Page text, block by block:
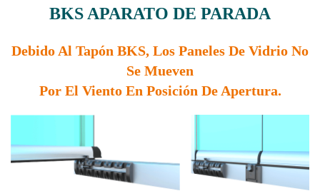
BKS APARATO DE PARADA
Debido Al Tapón BKS, Los Paneles De Vidrio No
Se Mueven
Por El Viento En Posición De Apertura.